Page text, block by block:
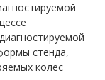
стенда,
колес